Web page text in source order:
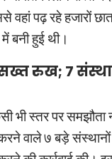
पढ़ रहे हजारों
बनी हुई थी।
सख्त रुख; 7
भी स्तर पर
वाले ७ बड़े संस्थानों